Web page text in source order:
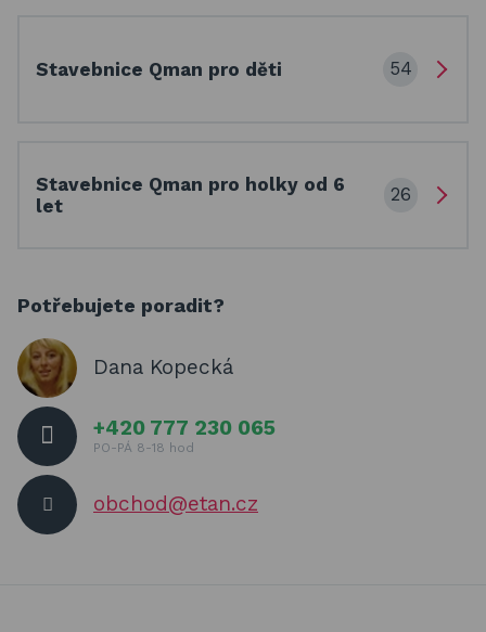
Stavebnice Qman pro děti 54
Stavebnice Qman pro holky od 6
let
26
Potřebujete poradit?
Dana Kopecká
+420 777 230 065
PO-PÁ 8-18 hod
obchod@etan.cz